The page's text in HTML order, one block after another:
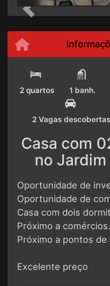
Previous
2 quartos 1 banh.
2 Vagas descobertas
Casa com
no
Oportunidade de
Oportunidade de
Casa com dois
Próximo a comércios.
Próximo a pontos de
Excelente preço